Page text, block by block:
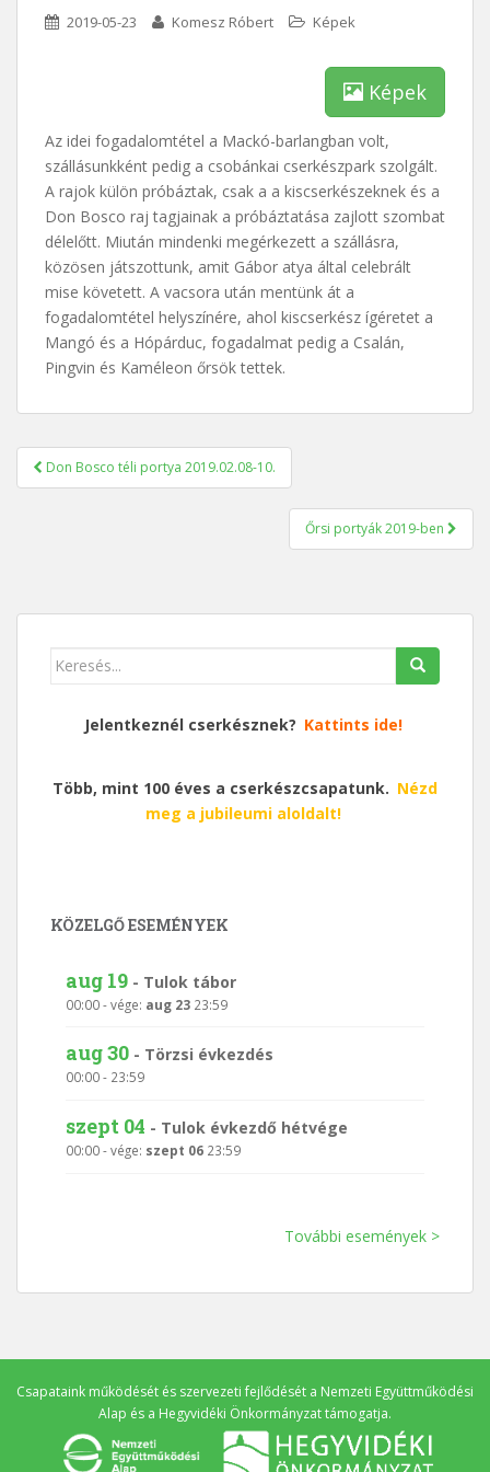
2019-05-23 Komesz Róbert Képek
Képek
Az idei fogadalomtétel a Mackó-barlangban volt,
szállásunkként pedig a csobánkai cserkészpark szolgált.
A rajok külön próbáztak, csak a a kiscserkészeknek és a
Don Bosco raj tagjainak a próbáztatása zajlott szombat
délelőtt. Miután mindenki megérkezett a szállásra,
közösen játszottunk, amit Gábor atya által celebrált
mise követett. A vacsora után mentünk át a
fogadalomtétel helyszínére, ahol kiscserkész ígéretet a
Mangó és a Hópárduc, fogadalmat pedig a Csalán,
Pingvin és Kaméleon őrsök tettek.
Bejegyzés
navigáció
Don Bosco téli portya 2019.02.08-10.
Őrsi portyák 2019-ben
Keresés
Jelentkeznél cserkésznek? Kattints ide!
Több, mint 100 éves a cserkészcsapatunk. Nézd
meg a jubileumi aloldalt!
KÖZELGŐ ESEMÉNYEK
aug 19 - Tulok tábor
00:00- vége: aug 23 23:59
aug 30 - Törzsi évkezdés
00:00- 23:59
szept 04 - Tulok évkezdő hétvége
00:00- vége: szept 06 23:59
További események >
Csapataink működését és szervezeti fejlődését a Nemzeti Együttműködési
Alap és a Hegyvidéki Önkormányzattámogatja.